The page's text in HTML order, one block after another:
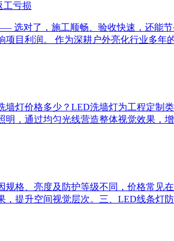
工亏损
选对了，施工顺畅、验收快速，还能
目利润。 作为深耕户外亮化行业多年
灯价格多少？LED洗墙灯为工程定制
，通过均匀光线营造整体视觉效果，
格、亮度及防护等级不同，价格常见
提升空间视觉层次。三、LED线条灯